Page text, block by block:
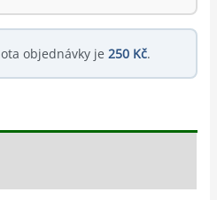
objednávky je 250 Kč.